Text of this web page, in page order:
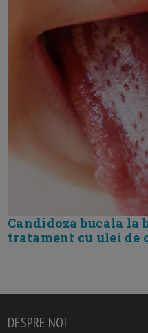
Candidoza bucala la
tratament cu ulei de
DESPRE NOI